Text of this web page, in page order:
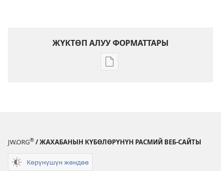
ЖҮКТӨП АЛУУ ФОРМАТТАРЫ
Адабиятты
JW.ORG® / ЖАХАБАНЫН КҮБӨЛӨРҮНҮН РАСМИЙ ВЕБ-САЙТЫ
Көрүнүшүн жөндөө